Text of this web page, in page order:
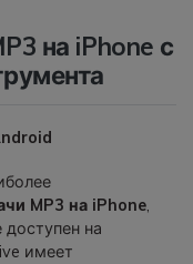
на iPhone с
MP3 на iPhone,
на
имеет